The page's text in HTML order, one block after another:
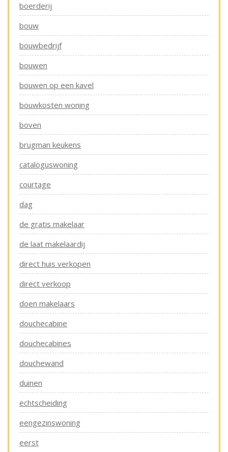
boerderij
bouw
bouwbedrijf
bouwen
bouwen op een kavel
bouwkosten woning
boven
brugman keukens
cataloguswoning
courtage
dag
de gratis makelaar
de laat makelaardij
direct huis verkopen
direct verkoop
doen makelaars
douchecabine
douchecabines
douchewand
duinen
echtscheiding
eengezinswoning
eerst